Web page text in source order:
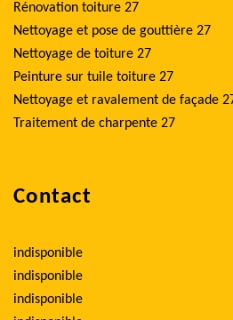
Rénovation toiture 27
Nettoyage et pose de gouttière 27
Nettoyage de toiture 27
Peinture sur tuile toiture 27
Nettoyage et ravalement de façade
Traitement de charpente 27
Contact
indisponible
indisponible
indisponible